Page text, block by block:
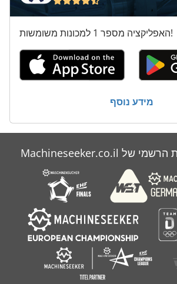
האפליקציה מספר 1 למכונות משומשות!
מידע נוסף